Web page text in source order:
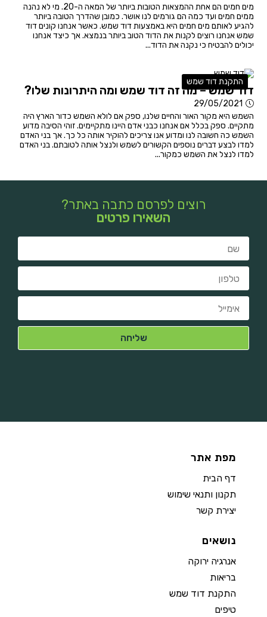
מים חמים הם אחת ההמצאות הטובות ביותר של המאה ה-20. מי לא נהנה
ממים חמים ועד כמה הם גורמים לנו אושר. כמובן שהדרך הטובה ביותר
להגיע לאותם מים חמים היא באמצעות דוד שמש. כאשר אנחנו קונים דוד
שמש אנחנו רוצים לקנות את הדוד הטוב ביותר בנמצא. אך כיצד אנחנו
יכולים להבטיח כי נקנה את הדוד...
התקנת דוד שמש
דוד שמש – מה זה דוד שמש ומה היתרונות שלו?
29/05/2021
השמש היא מקור האור והחיים שלנו, ספק אם לולא השמש כדור הארץ היה
מתקיים. ספק בכלל אם אנחנו כבני אדם היינו מתקיימים. זוהי הסיבה מדוע
השמש כה חשובה לנו ומדוע אנו צריכים להוקיר אותה כל כך. אך בני האדם
למדו לבצע דברים נוספים הקשורים לשמש ולנצל אותה לטובתם. בני האדם
למדו לנצל את השמש כמקור...
רוצים לפרסם כתבה באתר?
השאירו פרטים
מפת אתר
דף הבית
תקנון ותנאי שימוש
יצירת קשר
נושאים
אנרגיה ירוקה
בריאות
התקנת דוד שמש
טיפים